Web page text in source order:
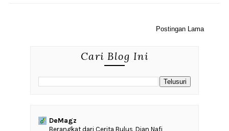
Postingan Lama
Cari Blog Ini
DeMagz
‎Berangkat dari Cerita Bulus, Dian Nafi